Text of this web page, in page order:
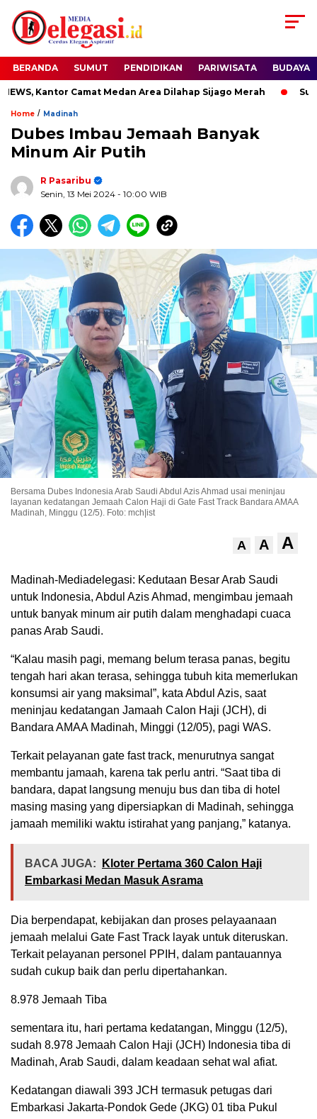
BERANDA SUMUT PENDIDIKAN PARIWISATA BUDAYA
Kantor Camat Medan Area Dilahap Sijago Merah
Home / Madinah
Dubes Imbau Jemaah Banyak
Minum Air Putih
R Pasaribu
Senin, 13 Mei 2024 - 10:00 WIB
Bersama Dubes Indonesia Arab Saudi Abdul Azis Ahmad usai meninjau
layanan kedatangan Jemaah Calon Haji di Gate Fast Track Bandara AMAA
Madinah, Minggu (12/5). Foto: mch|ist
A A A
Madinah-Mediadelegasi: Kedutaan Besar Arab Saudi
untuk Indonesia, Abdul Azis Ahmad, mengimbau jemaah
untuk banyak minum air putih dalam menghadapi cuaca
panas Arab Saudi.
“Kalau masih pagi, memang belum terasa panas, begitu
tengah hari akan terasa, sehingga tubuh kita memerlukan
konsumsi air yang maksimal”, kata Abdul Azis, saat
meninjau kedatangan Jamaah Calon Haji (JCH), di
Bandara AMAA Madinah, Minggi (12/05), pagi WAS.
Terkait pelayanan gate fast track, menurutnya sangat
membantu jamaah, karena tak perlu antri. “Saat tiba di
bandara, dapat langsung menuju bus dan tiba di hotel
masing masing yang dipersiapkan di Madinah, sehingga
jamaah memiliki waktu istirahat yang panjang,” katanya.
BACA JUGA:
Kloter Pertama 360 Calon Haji
Embarkasi Medan Masuk Asrama
Dia berpendapat, kebijakan dan proses pelayaanaan
jemaah melalui Gate Fast Track layak untuk diteruskan.
Terkait pelayanan personel PPIH, dalam pantauannya
sudah cukup baik dan perlu dipertahankan.
8.978 Jemaah Tiba
sementara itu, hari pertama kedatangan, Minggu (12/5),
sudah 8.978 Jemaah Calon Haji (JCH) Indonesia tiba di
Madinah, Arab Saudi, dalam keadaan sehat wal afiat.
Kedatangan diawali 393 JCH termasuk petugas dari
Embarkasi Jakarta-Pondok Gede (JKG) 01 tiba Pukul